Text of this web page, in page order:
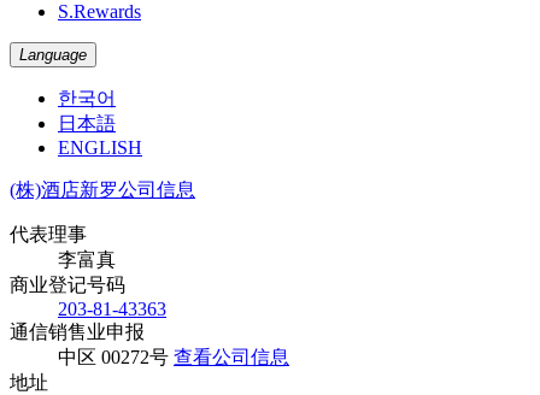
S.Rewards
Language
한국어
日本語
ENGLISH
(株)酒店新罗公司信息
代表理事
李富真
商业登记号码
203-81-43363
通信销售业申报
中区 00272号 查看公司信息
地址